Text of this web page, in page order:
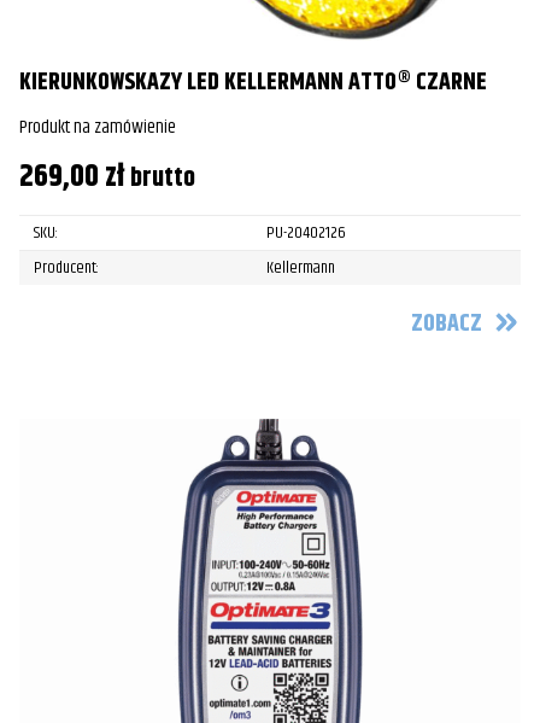
KIERUNKOWSKAZY LED KELLERMANN ATTO® CZARNE
Produkt na zamówienie
269,00złbrutto
SKU:
PU-20402126
Producent:
Kellermann
ZOBACZ